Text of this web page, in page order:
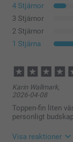
4 Stjärnor
3 Stjärnor
2 Stjärnor
1 Stjärna
Karin Wallmark,
2026-04-08
Toppen-fin liten
personligt
Visa reaktioner